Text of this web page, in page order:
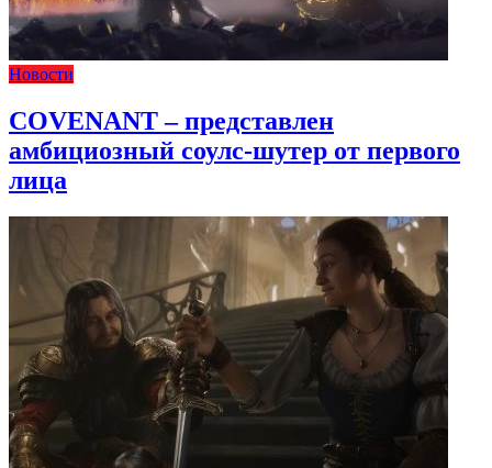
Новости
COVENANT – представлен
амбициозный соулс-шутер от первого
лица